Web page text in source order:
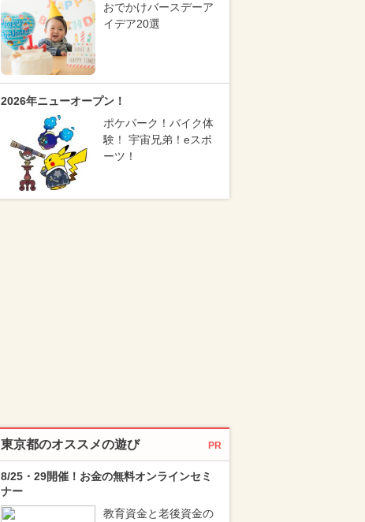
おでかけバースデーア
イデア20選
2026年ニューオープン！
ポケパーク！バイク体
験！ 宇宙兄弟！eスポ
ーツ！
東京都のオススメの遊び PR
8/25・29開催！お金の無料オンラインセミ
ナー
教育資金と老後資金の